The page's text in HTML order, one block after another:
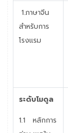
1.ภาษาจีน
สำหรับการ
โรงแรม
ระดับโมดูล
1.1 หลักการ